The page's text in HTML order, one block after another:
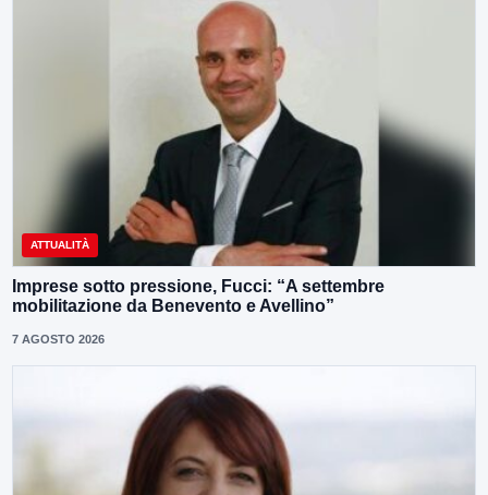
ATTUALITÀ
Imprese sotto pressione, Fucci: “A settembre
mobilitazione da Benevento e Avellino”
7 AGOSTO 2026